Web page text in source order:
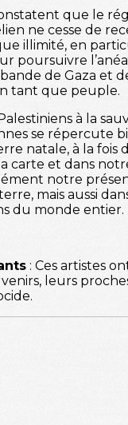
que le
ne cesse de
illimité, en
poursuivre
de Gaza et
tant que peuple.
à la
se répercute
natale, à la fois
carte et dans
notre
mais aussi
du monde entier.
: Ces artistes
leurs